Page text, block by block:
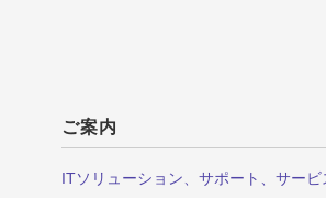
ご案内
ITソリューション、サポート、サー